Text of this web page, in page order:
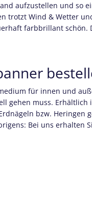
aufzustellen und so
trotzt Wind & Wetter
farbbrillant
für innen und
gehen muss. Erhältlich
bzw. Heringen
Bei uns erhalten